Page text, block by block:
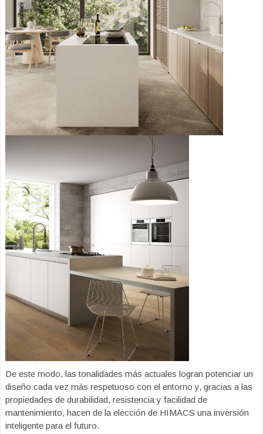
De este modo, las tonalidades más actuales logran potenciar un
diseño cada vez más respetuoso con el entorno y, gracias a las
propiedades de durabilidad, resistencia y facilidad de
mantenimiento, hacen de la elección de HIMACS una inversión
inteligente para el futuro.